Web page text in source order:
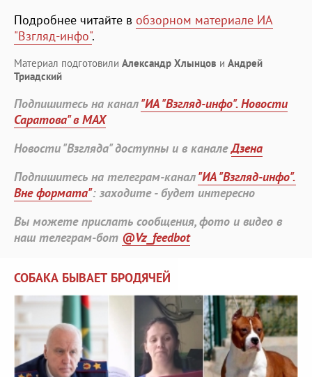
Подробнее читайте в обзорном материале ИА
"Взгляд-инфо".
Материал подготовили Александр Хлынцов и Андрей
Триадский
Подпишитесь на канал"ИА "Взгляд-инфо". Новости
Саратова" в MAX
Новости "Взгляда" доступны и в каналеДзена
Подпишитесь на телеграм-канал"ИА "Взгляд-инфо".
Вне формата": заходите - будет интересно
Вы можете прислать сообщения, фото и видео в
наш телеграм-бот @Vz_feedbot
СОБАКА БЫВАЕТ БРОДЯЧЕЙ